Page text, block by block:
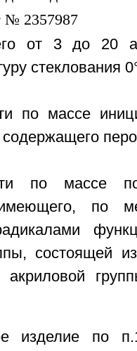
от 3 до 20
стеклования
по массе
массе
по
состоящей
акриловой
изделие по